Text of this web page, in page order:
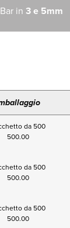
in 3 e 5mm
da 500
500.00
da 500
500.00
da 500
500.00